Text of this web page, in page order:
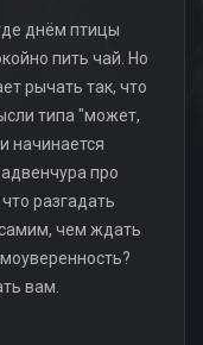
днём птицы
пить чай. Но
рычать так, что
типа "может,
начинается
про
разгадать
чем ждать
вам.